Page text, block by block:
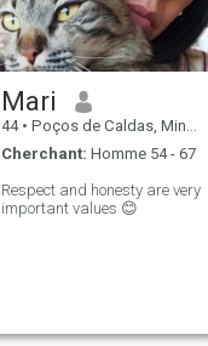
Mari
44 • Poços de Caldas, Minas Gerais, Brésil
Cherchant: Homme 54 - 67
Respect and honesty are very
important values ​​😊